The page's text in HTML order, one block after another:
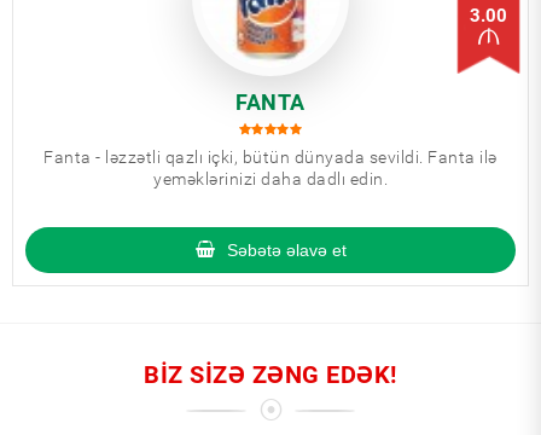
FANTA
3.00
Fanta - ləzzətli qazlı içki, bütün dünyada sevildi. Fanta ilə
yeməklərinizi daha dadlı edin.
Səbətə əlavə et
BIZ SIZƏ ZƏNG EDƏK!